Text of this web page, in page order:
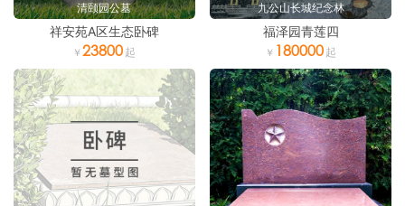
清颐园公墓
祥安苑A区生态卧碑
23800
九公山长城纪念林
福泽园青莲四
180000